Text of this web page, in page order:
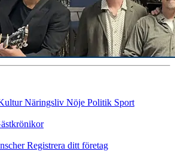
Näringsliv Nöje Politik Sport
Registrera ditt företag